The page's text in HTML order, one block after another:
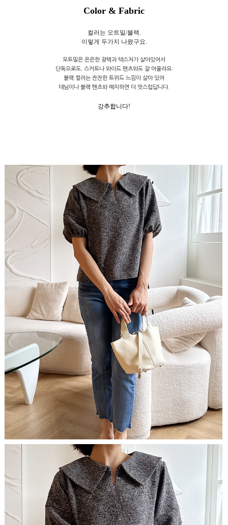
Color & Fabric
컬러는 오트밀/블랙.
이렇게 두가지 나왔구요.
오트밀은 은은한 광택과 텍스처가 살아있어서
단독으로도, 스커트나 와이드 팬츠와도 잘 어울려요.
블랙 컬러는 잔잔한 트위드 느낌이 살아 있어
데님이나 블랙 팬츠와 매치하면 더 멋스럽답니다.
강추합니다!